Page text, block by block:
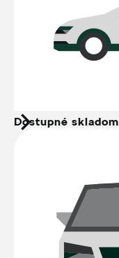
Dostupné skladom